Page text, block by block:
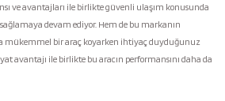
ve avantajları ile birlikte güvenli ulaşım konusunda
devam ediyor. Hem de bu markanın
mükemmel bir araç koyarken ihtiyaç duyduğunuz
avantajı ile birlikte bu aracın performansını daha da